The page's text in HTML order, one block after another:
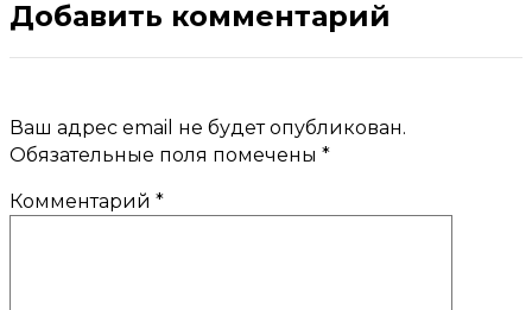
Добавить комментарий
Ваш адрес email не будет опубликован.
Обязательные поля помечены *
Комментарий *